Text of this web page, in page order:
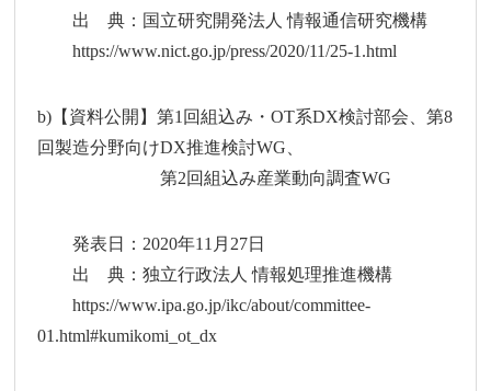
出 典：国立研究開発法人 情報通信研究機構
https://www.nict.go.jp/press/2020/11/25-1.html
b)【資料公開】第1回組込み・OT系DX検討部会、第8
回製造分野向けDX推進検討WG、
第2回組込み産業動向調査WG
発表日：2020年11月27日
出 典：独立行政法人 情報処理推進機構
https://www.ipa.go.jp/ikc/about/committee-
01.html#kumikomi_ot_dx